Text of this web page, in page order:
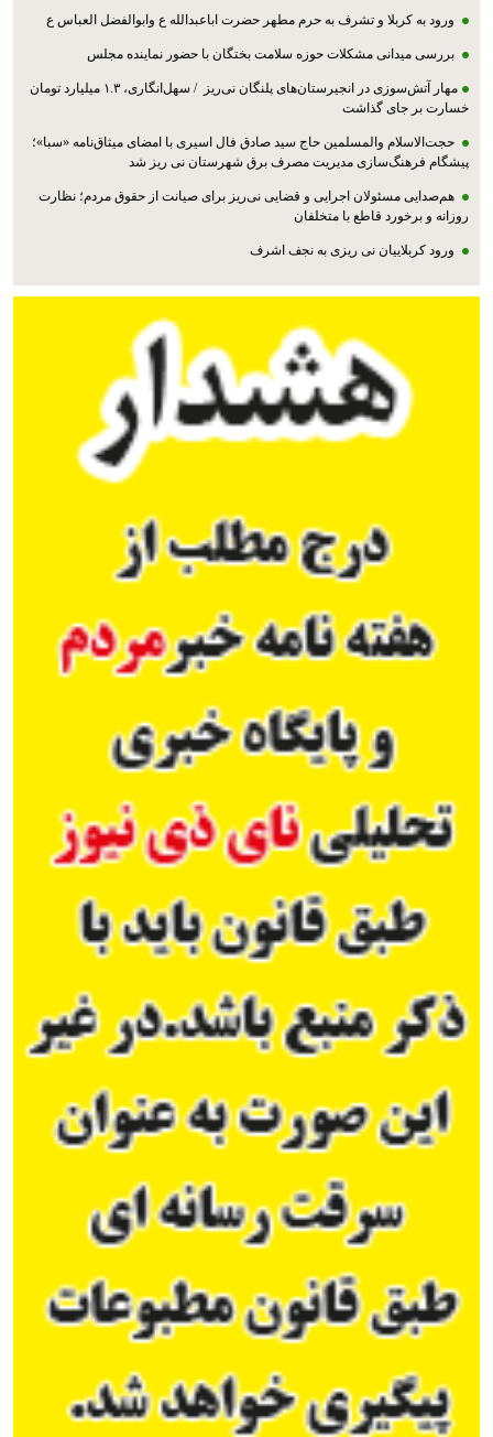
ورود به کربلا و تشرف به حرم مطهر حضرت اباعبدالله ع وابوالفضل العباس ع
بررسی میدانی مشکلات حوزه سلامت بختگان با حضور نماینده مجلس
مهار آتش‌سوزی در انجیرستان‌های پلنگان نی‌ریز / سهل‌انگاری، ۱.۳ میلیارد تومان
خسارت بر جای گذاشت
حجت‌الاسلام والمسلمین حاج سید صادق فال اسیری با امضای میثاق‌نامه «سبا»؛
پیشگام فرهنگ‌سازی مدیریت مصرف برق شهرستان نی ریز شد
هم‌صدایی مسئولان اجرایی و قضایی نی‌ریز برای صیانت از حقوق مردم؛ نظارت
روزانه و برخورد قاطع با متخلفان
ورود کربلاییان نی ریزی به نجف اشرف